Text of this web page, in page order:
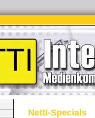
Netti-Specials